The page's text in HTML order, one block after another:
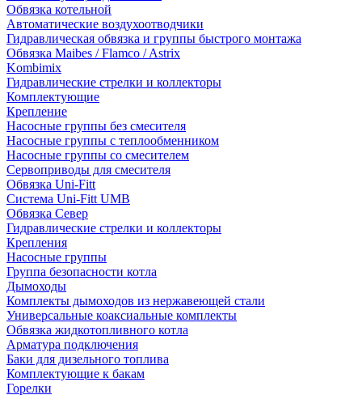
Обвязка котельной
Автоматические воздухоотводчики
Гидравлическая обвязка и группы быстрого монтажа
Обвязка Maibes / Flamco / Astrix
Kombimix
Гидравлические стрелки и коллекторы
Комплектующие
Крепление
Насосные группы без смесителя
Насосные группы с теплообменником
Насосные группы со смесителем
Сервоприводы для смесителя
Обвязка Uni-Fitt
Система Uni-Fitt UMB
Обвязка Север
Гидравлические стрелки и коллекторы
Крепления
Насосные группы
Группа безопасности котла
Дымоходы
Комплекты дымоходов из нержавеющей стали
Универсальные коаксиальные комплекты
Обвязка жидкотопливного котла
Арматура подключения
Баки для дизельного топлива
Комплектующие к бакам
Горелки